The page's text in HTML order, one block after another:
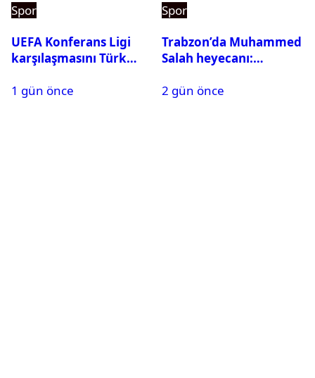
Spor
UEFA Konferans Ligi
karşılaşmasını Türk
1 gün önce
Spor
Trabzon’da Muhammed
Salah heyecanı:
tükeniyor
2 gün önce